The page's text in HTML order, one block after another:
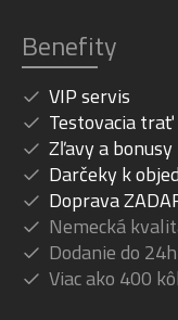
Benefity
VIP servis
Testovacia trať
Zľavy a bonusy
Darčeky k
Doprava
Nemecká
Dodanie do 24h
Viac ako 400